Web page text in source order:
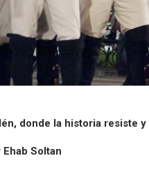
donde la historia resiste
Ehab Soltan